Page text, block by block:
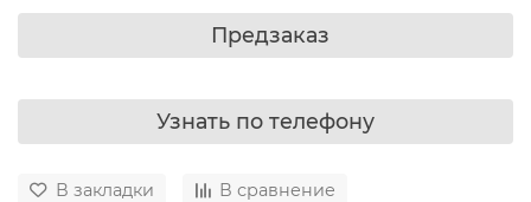
Предзаказ
Узнать по телефону
В закладки В сравнение